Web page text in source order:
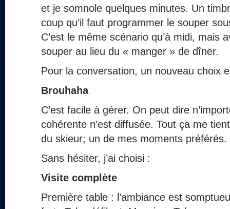
et je somnole quelques minutes. Un
coup qu’il faut programmer le souper
C’est le même scénario qu’à midi, mais
souper au lieu du « manger » de dîner.
Pour la conversation, un nouveau choix
Brouhaha
C’est facile à gérer. On peut dire
cohérente n’est diffusée. Tout ça me
du skieur; un de mes moments préférés.
Sans hésiter, j’ai choisi :
Visite complète
Première table : l’ambiance est